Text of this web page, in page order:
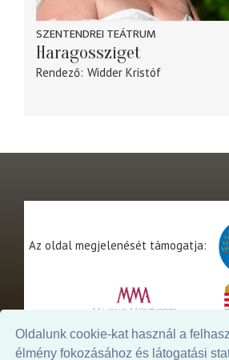
Oldalunk cookie-kat használ a
élmény fokozásához és látogatási
SZENTENDREI TEÁTRUM
Haragossziget
Rendező Widder Kristóf
Az oldal megjelenését támogatja: